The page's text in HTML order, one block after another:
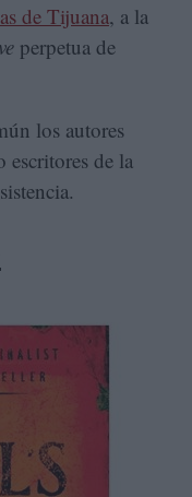
de Tijuana, a la
perpetua de
los autores
escritores de la